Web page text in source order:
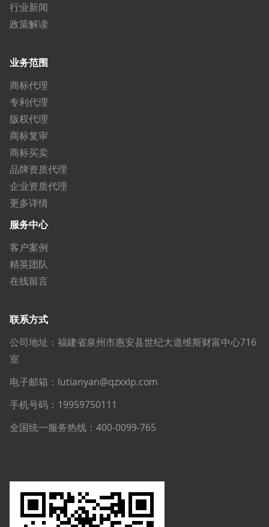
行业新闻
政策解读
业务范围
商标代理
专利代理
版权代理
商标复审
商标买卖
品牌资质代理
企业资质代理
更多详情
服务中心
客户案例
精英团队
在线留言
联系方式
公司地址：福建省泉州市惠安县世纪大道维斯财富中心716
室
电子邮箱：lutianyan@qzxxlp.com
手机号码：19959750111
全国统一服务热线：400-0099-765